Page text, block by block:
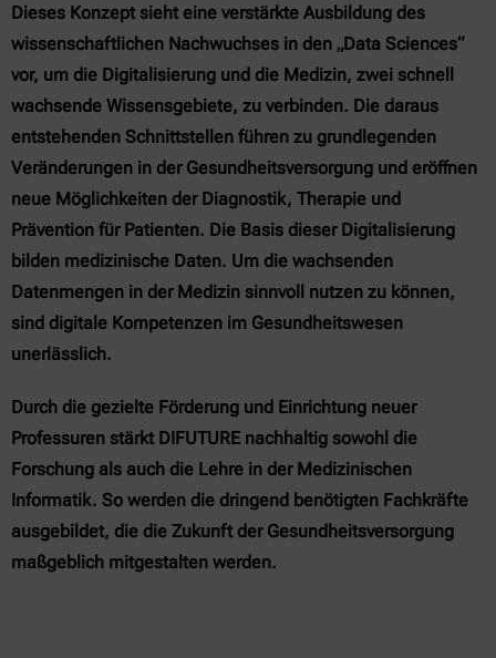
Dieses Konzept sieht eine verstärkte Ausbildung des
wissenschaftlichen Nachwuchses in den „Data Sciences“
vor, um die Digitalisierung und die Medizin, zwei schnell
wachsende Wissensgebiete, zu verbinden. Die daraus
entstehenden Schnittstellen führen zu grundlegenden
Veränderungen in der Gesundheitsversorgung und eröffnen
neue Möglichkeiten der Diagnostik, Therapie und
Prävention für Patienten. Die Basis dieser Digitalisierung
bilden medizinische Daten. Um die wachsenden
Datenmengen in der Medizin sinnvoll nutzen zu können,
sind digitale Kompetenzen im Gesundheitswesen
unerlässlich.
Durch die gezielte Förderung und Einrichtung neuer
Professuren stärkt DIFUTURE nachhaltig sowohl die
Forschung als auch die Lehre in der Medizinischen
Informatik. So werden die dringend benötigten Fachkräfte
ausgebildet, die die Zukunft der Gesundheitsversorgung
maßgeblich mitgestalten werden.